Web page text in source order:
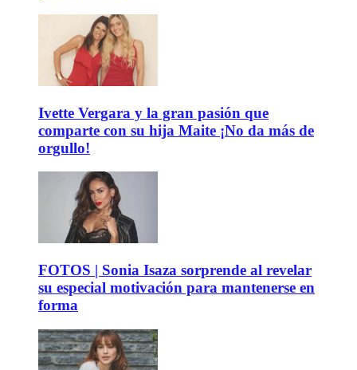
Ivette Vergara y la gran pasión que
comparte con su hija Maite ¡No da más de
orgullo!
FOTOS | Sonia Isaza sorprende al revelar
su especial motivación para mantenerse en
forma